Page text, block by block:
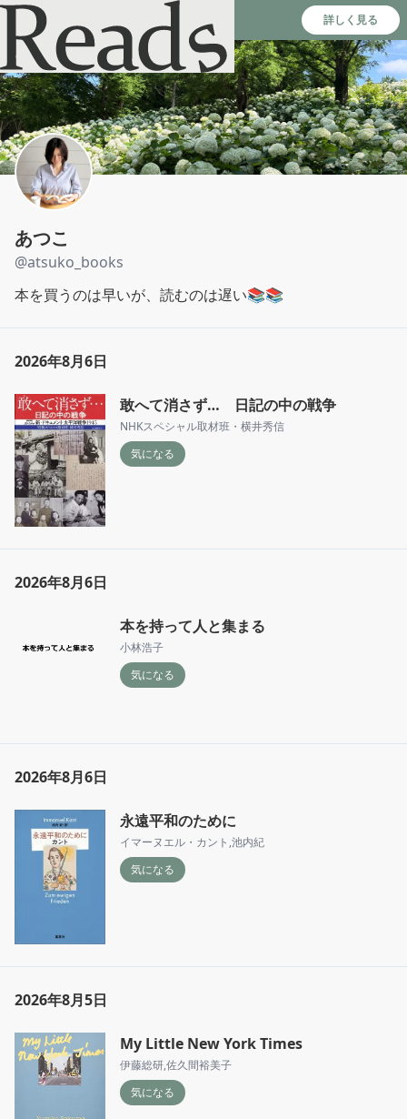
Reads - 読書のSNS＆記録アプリ 詳しく見る
あつこ
@atsuko_books
本を買うのは早いが、読むのは遅い📚📚
2026年8月6日
敢へて消さず… 日記の中の戦争
NHKスペシャル取材班・横井秀信
気になる
2026年8月6日
本を持って人と集まる
小林浩子
気になる
2026年8月6日
永遠平和のために
イマーヌエル・カント ,池内紀
気になる
2026年8月5日
My Little New York Times
伊藤総研,佐久間裕美子
気になる